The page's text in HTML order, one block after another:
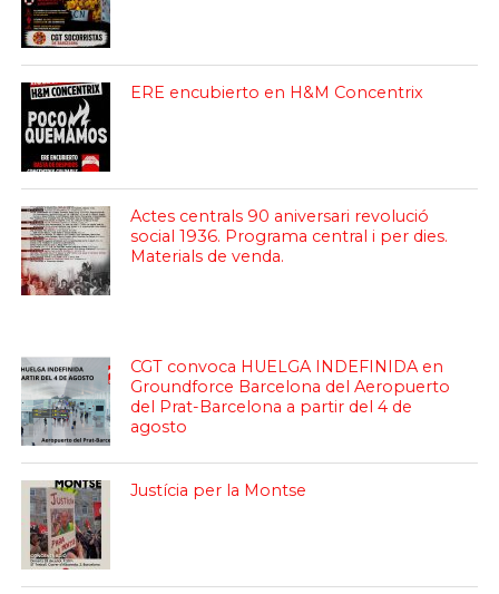
ERE encubierto en H&M Concentrix
Actes centrals 90 aniversari revolució
social 1936. Programa central i per dies.
Materials de venda.
CGT convoca HUELGA INDEFINIDA en
Groundforce Barcelona del Aeropuerto
del Prat-Barcelona a partir del 4 de
agosto
Justícia per la Montse